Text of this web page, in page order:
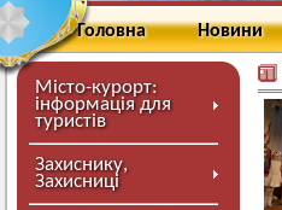
Головна Новини
Місто-курорт:
інформація для
туристів
Захиснику,
Захисниці